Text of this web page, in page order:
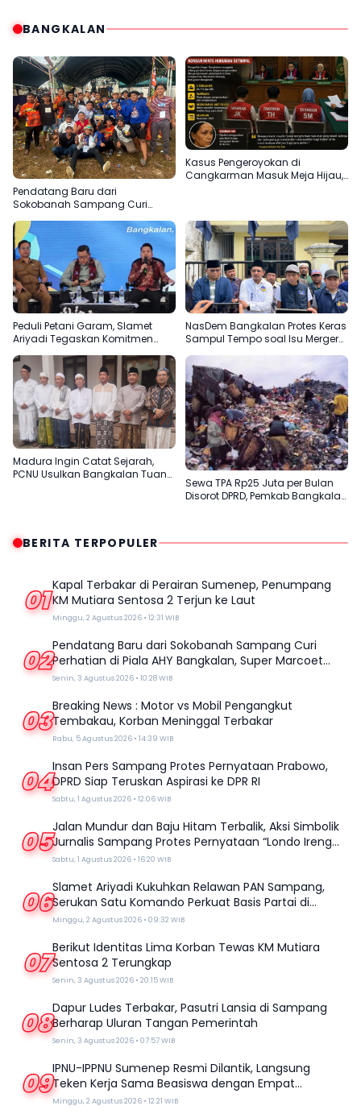
BANGKALAN
Pendatang Baru dari
Sokobanah Sampang Curi
Bangkalan, Super Marcoet Juara
1 Galatama
Kasus Pengeroyokan di
Cangkarman Masuk Meja Hijau,
Peduli Petani Garam, Slamet
Ariyadi Tegaskan Komitmen
Masyarakat Madura
NasDem Bangkalan Protes Keras
Sampul Tempo soal Isu Merger
Madura Ingin Catat Sejarah,
PCNU Usulkan Bangkalan Tuan
Sewa TPA Rp25 Juta per Bulan
Disorot DPRD, Pemkab Bangkalan
BERITA TERPOPULER
01 Kapal Terbakar di Perairan Sumenep, Penumpang
KM Mutiara Sentosa 2 Terjun ke Laut
Minggu, 2 Agustus 2026 • 12:31 WIB
02Pendatang Baru dari Sokobanah Sampang Curi
Perhatian di Piala AHY Bangkalan, Super Marcoet
Juara 1 Galatama
Senin, 3 Agustus 2026 • 10:28 WIB
03Breaking News : Motor vs Mobil Pengangkut
Tembakau, Korban Meninggal Terbakar
Rabu, 5 Agustus 2026 • 14:39 WIB
04Insan Pers Sampang Protes Pernyataan Prabowo,
DPRD Siap Teruskan Aspirasi ke DPR RI
Sabtu, 1 Agustus 2026 • 12:06 WIB
05Jalan Mundur dan Baju Hitam Terbalik, Aksi Simbolik
Jurnalis Sampang Protes Pernyataan “Londo Ireng”
Prabowo
Sabtu, 1 Agustus 2026 • 16:20 WIB
06Slamet Ariyadi Kukuhkan Relawan PAN Sampang,
Serukan Satu Komando Perkuat Basis Partai di
Madura
Minggu, 2 Agustus 2026 • 09:32 WIB
07Berikut Identitas Lima Korban Tewas KM Mutiara
Sentosa 2 Terungkap
Senin, 3 Agustus 2026 • 20:15 WIB
08Dapur Ludes Terbakar, Pasutri Lansia di Sampang
Berharap Uluran Tangan Pemerintah
Senin, 3 Agustus 2026 • 07:57 WIB
09IPNU-IPPNU Sumenep Resmi Dilantik, Langsung
Teken Kerja Sama Beasiswa dengan Empat
Kampus
Minggu, 2 Agustus 2026 • 12:21 WIB